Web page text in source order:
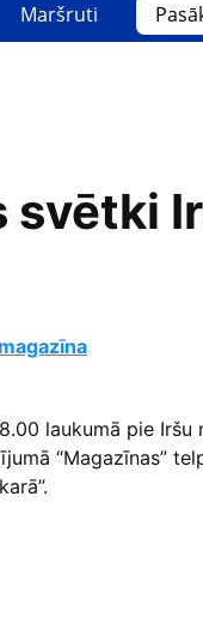
Maršruti
laukumā pie Iršu
“Magazīnas”